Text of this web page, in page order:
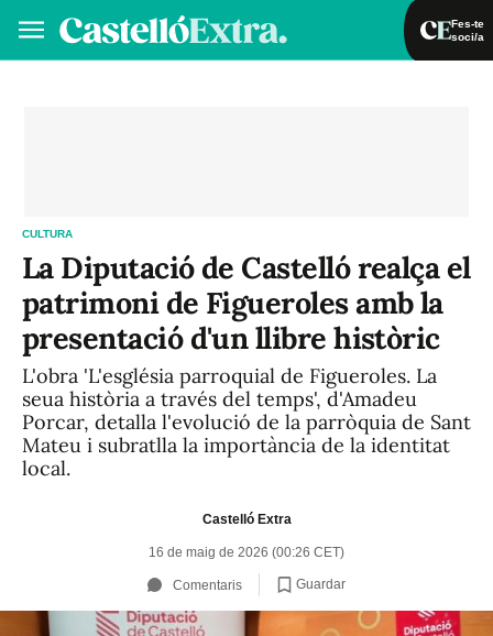
Fes-te
soci/a
CULTURA
La Diputació de Castelló realça el
patrimoni de Figueroles amb la
presentació d'un llibre històric
L'obra 'L'església parroquial de Figueroles. La
seua història a través del temps', d'Amadeu
Porcar, detalla l'evolució de la parròquia de Sant
Mateu i subratlla la importància de la identitat
local.
Castelló Extra
16 de maig de 2026 (00:26 CET)
Comentaris Guardar